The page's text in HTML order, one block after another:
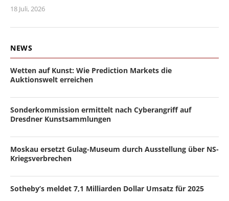
18 Juli, 2026
NEWS
Wetten auf Kunst: Wie Prediction Markets die
Auktionswelt erreichen
Sonderkommission ermittelt nach Cyberangriff auf
Dresdner Kunstsammlungen
Moskau ersetzt Gulag-Museum durch Ausstellung über NS-
Kriegsverbrechen
Sotheby’s meldet 7,1 Milliarden Dollar Umsatz für 2025